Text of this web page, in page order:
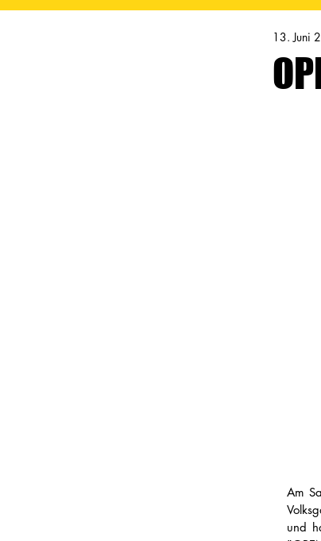
13. Juni
Am
und